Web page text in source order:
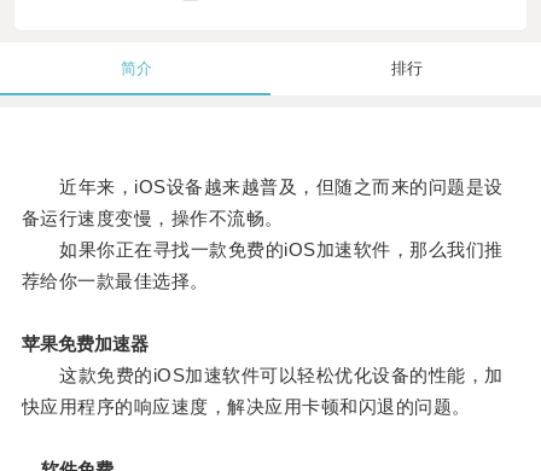
简介 排行
近年来，iOS设备越来越普及，但随之而来的问题是设
备运行速度变慢，操作不流畅。
如果你正在寻找一款免费的iOS加速软件，那么我们推
荐给你一款最佳选择。
苹果免费加速器
这款免费的iOS加速软件可以轻松优化设备的性能，加
快应用程序的响应速度，解决应用卡顿和闪退的问题。